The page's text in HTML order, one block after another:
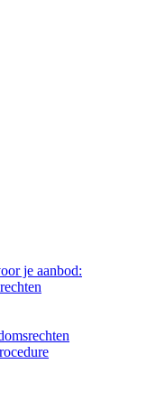
je aanbod: